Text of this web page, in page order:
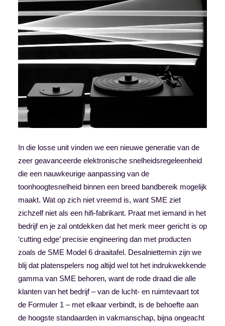
In die losse unit vinden we een nieuwe generatie van de
zeer geavanceerde elektronische snelheidsregeleenheid
die een nauwkeurige aanpassing van de
toonhoogtesnelheid binnen een breed bandbereik mogelijk
maakt. Wat op zich niet vreemd is, want SME ziet
zichzelf niet als een hifi-fabrikant. Praat met iemand in het
bedrijf en je zal ontdekken dat het merk meer gericht is op
‘cutting edge’ precisie engineering dan met producten
zoals de SME Model 6 draaitafel. Desalniettemin zijn we
blij dat platenspelers nog altijd wel tot het indrukwekkende
gamma van SME behoren, want de rode draad die alle
klanten van het bedrijf – van de lucht- en ruimtevaart tot
de Formuler 1 – met elkaar verbindt, is de behoefte aan
de hoogste standaarden in vakmanschap, bijna ongeacht